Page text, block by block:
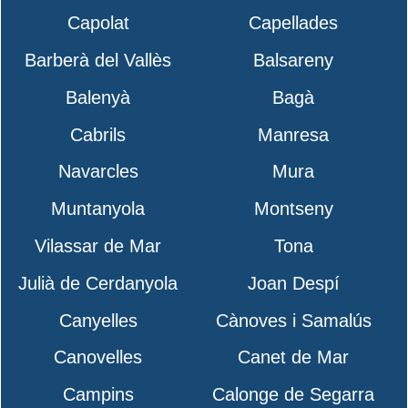
Capolat
Capellades
Barberà del Vallès
Balsareny
Balenyà
Bagà
Cabrils
Manresa
Navarcles
Mura
Muntanyola
Montseny
Vilassar de Mar
Tona
Julià de Cerdanyola
Joan Despí
Canyelles
Cànoves i Samalús
Canovelles
Canet de Mar
Campins
Calonge de Segarra